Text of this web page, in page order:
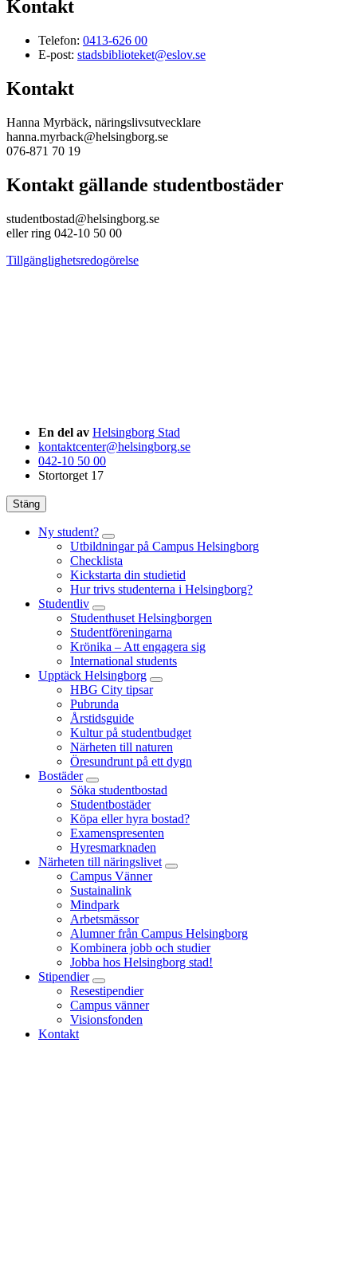
Kontakt
Telefon: 0413-626 00
E-post: stadsbiblioteket@eslov.se
Kontakt
Hanna Myrbäck, näringslivsutvecklare
hanna.myrback@helsingborg.se
076-871 70 19
Kontakt gällande studentbostäder
studentbostad@helsingborg.se
eller ring 042-10 50 00
Tillgänglighetsredogörelse
En del av Helsingborg Stad
kontaktcenter@helsingborg.se
042-10 50 00
Stortorget 17
Stäng
Ny student?
Utbildningar på Campus Helsingborg
Checklista
Kickstarta din studietid
Hur trivs studenterna i Helsingborg?
Studentliv
Studenthuset Helsingborgen
Studentföreningarna
Krönika – Att engagera sig
International students
Upptäck Helsingborg
HBG City tipsar
Pubrunda
Årstidsguide
Kultur på studentbudget
Närheten till naturen
Öresundrunt på ett dygn
Bostäder
Söka studentbostad
Studentbostäder
Köpa eller hyra bostad?
Examenspresenten
Hyresmarknaden
Närheten till näringslivet
Campus Vänner
Sustainalink
Mindpark
Arbetsmässor
Alumner från Campus Helsingborg
Kombinera jobb och studier
Jobba hos Helsingborg stad!
Stipendier
Resestipendier
Campus vänner
Visionsfonden
Kontakt